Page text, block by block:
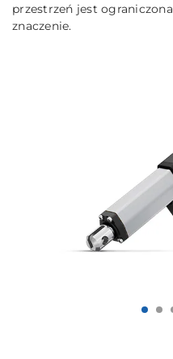
przestrzeń jest
znaczenie.